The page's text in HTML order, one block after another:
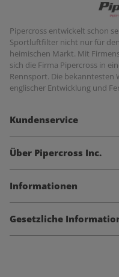
Pipercross entwickelt schon
Sportluftfilter nicht nur für
heimischen Markt. Mit
sich die Firma Pipercross in
Rennsport. Die
englischer Entwicklung und
Kundenservice
Über Pipercross Inc.
Informationen
Gesetzliche